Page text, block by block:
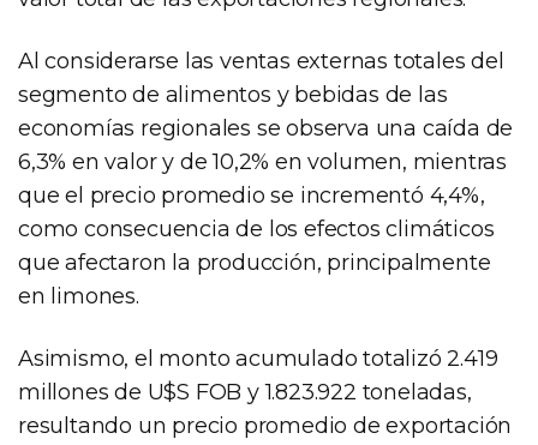
Al considerarse las ventas externas totales del
segmento de alimentos y bebidas de las
economías regionales se observa una caída de
6,3% en valor y de 10,2% en volumen, mientras
que el precio promedio se incrementó 4,4%,
como consecuencia de los efectos climáticos
que afectaron la producción, principalmente
en limones.
Asimismo, el monto acumulado totalizó 2.419
millones de U$S FOB y 1.823.922 toneladas,
resultando un precio promedio de exportación